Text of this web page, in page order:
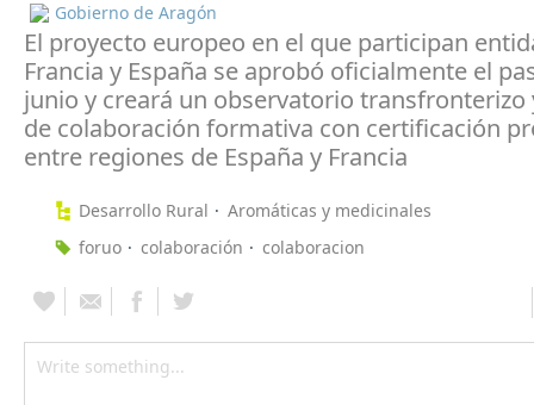
Gobierno de Aragón
El proyecto europeo en el que participan
Francia y España se aprobó oficialmente el
junio y creará un observatorio transfronterizo
de colaboración formativa con certificación
entre regiones de España y Francia
Desarrollo Rural
Aromáticas y medicinales
foruo
colaboración colaboracion